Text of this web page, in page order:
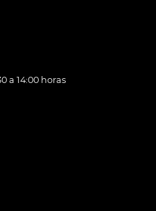
a 14:00 horas